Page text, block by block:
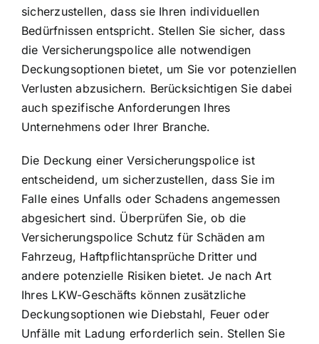
sicherzustellen, dass sie Ihren individuellen
Bedürfnissen entspricht. Stellen Sie sicher, dass
die Versicherungspolice alle notwendigen
Deckungsoptionenbietet, um Sie vor potenziellen
Verlusten abzusichern. Berücksichtigen Sie dabei
auch spezifische Anforderungen Ihres
Unternehmens oder Ihrer Branche.
Die Deckung einer Versicherungspolice ist
entscheidend, um sicherzustellen, dass Sie im
Falle eines Unfalls oder Schadens angemessen
abgesichert sind. Überprüfen Sie, ob die
Versicherungspolice Schutz für Schäden am
Fahrzeug, Haftpflichtansprüche Dritter und
andere potenzielle Risiken bietet. Je nach Art
Ihres LKW-Geschäfts können zusätzliche
Deckungsoptionen wie Diebstahl, Feuer oder
Unfälle mit Ladung erforderlich sein. Stellen Sie